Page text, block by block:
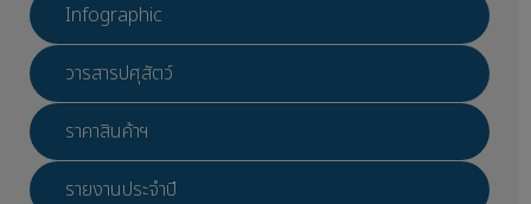
Infographic
วารสารปศุสัตว์
ราคาสินค้าฯ
รายงานประจำปี